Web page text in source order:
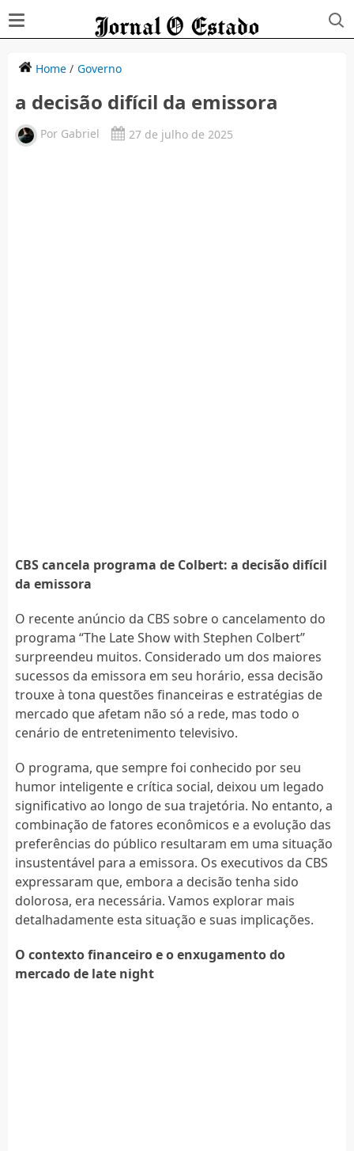
Home/ Governo
a decisão difícil da emissora
Por Gabriel 27 de julho de 2025
CBS cancela programa de Colbert: a decisão difícil
da emissora
O recente anúncio da CBS sobre o cancelamento do
programa “The Late Show with Stephen Colbert”
surpreendeu muitos. Considerado um dos maiores
sucessos da emissora em seu horário, essa decisão
trouxe à tona questões financeiras e estratégias de
mercado que afetam não só a rede, mas todo o
cenário de entretenimento televisivo.
O programa, que sempre foi conhecido por seu
humor inteligente e crítica social, deixou um legado
significativo ao longo de sua trajetória. No entanto, a
combinação de fatores econômicos e a evolução das
preferências do público resultaram em uma situação
insustentável para a emissora. Os executivos da CBS
expressaram que, embora a decisão tenha sido
dolorosa, era necessária. Vamos explorar mais
detalhadamente esta situação e suas implicações.
O contexto financeiro e o enxugamento do
mercado de late night